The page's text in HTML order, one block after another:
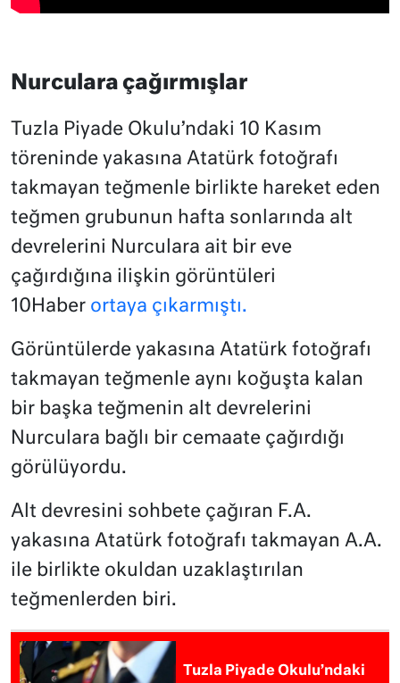
Nurculara çağırmışlar
Tuzla Piyade Okulu’ndaki 10 Kasım
töreninde yakasına Atatürk fotoğrafı
takmayan teğmenle birlikte hareket eden
teğmen grubunun hafta sonlarında alt
devrelerini Nurculara ait bir eve
çağırdığına ilişkin görüntüleri
10Haber ortaya çıkarmıştı.
Görüntülerde yakasına Atatürk fotoğrafı
takmayan teğmenle aynı koğuşta kalan
bir başka teğmenin alt devrelerini
Nurculara bağlı bir cemaate çağırdığı
görülüyordu.
Alt devresini sohbete çağıran F.A.
yakasına Atatürk fotoğrafı takmayan A.A.
ile birlikte okuldan uzaklaştırılan
teğmenlerden biri.
Tuzla Piyade Okulu’ndaki